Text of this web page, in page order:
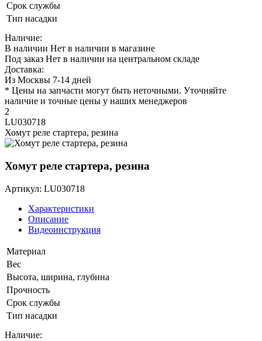
Срок службы
Тип насадки
Наличие:
В наличии Нет в наличии в магазине
Под заказ Нет в наличии на центральном складе
Доставка:
Из Москвы 7-14 дней
* Цены на запчасти могут быть неточными. Уточняйте
наличие и точные цены у наших менеджеров
2
LU030718
Хомут реле стартера, резина
Хомут реле стартера, резина
Артикул: LU030718
Характеристики
Описание
Видеоинструкция
Материал
Вес
Высота, ширина, глубина
Прочность
Срок службы
Тип насадки
Наличие: